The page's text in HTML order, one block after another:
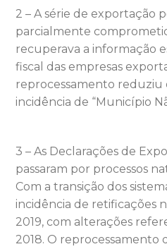
2 – A série de exportação
parcialmente
recuperava a informação
fiscal das empresas
reprocessamento reduziu
incidência de “Município
3 – As Declarações de
passaram por processos
Com a transição dos
incidência de retificações
2019, com alterações
2018. O reprocessamento